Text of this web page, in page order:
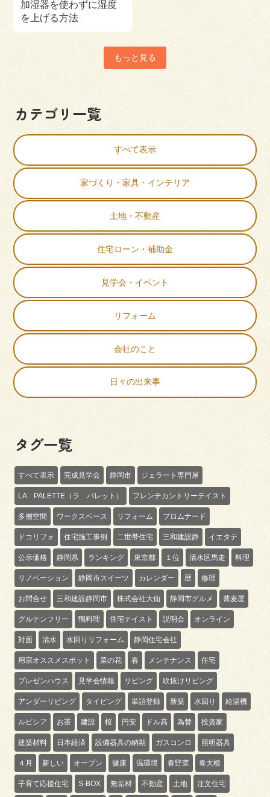
加湿器を使わずに湿度
を上げる方法
もっと見る
カテゴリ一覧
すべて表示
家づくり・家具・インテリア
土地・不動産
住宅ローン・補助金
見学会・イベント
リフォーム
会社のこと
日々の出来事
タグ一覧
すべて表示 完成見学会 静岡市 ジェラート専門屋
LA PALETTE（ラ パレット） フレンチカントリーテイスト
多層空間 ワークスペース リフォーム プロムナード
ドコリフォ 住宅施工事例 二世帯住宅 三和建設静 イエタテ
公示価格 静岡県 ランキング 東京都 １位 清水区馬走 料理
リノベーション 静岡市スイーツ カレンダー 暦 修理
お問合せ 三和建設静岡市 株式会社大仙 静岡市グルメ 蕎麦屋
グルテンフリー 鴨料理 住宅テイスト 説明会 オンライン
対面 清水 水回りリフォーム 静岡住宅会社
用宗オススメスポット 菜の花 春 メンテナンス 住宅
プレゼンハウス 見学会情報 リビング 吹抜けリビング
アンダーリビング タイピング 単語登録 新築 水回り 給湯機
ルピシア お茶 建設 桜 円安 ドル高 為替 投資家
建築材料 日本経済 設備器具の納期 ガスコンロ 照明器具
４月 新しい オープン 健康 温環境 春野菜 春大根
子育て応援住宅 S-BOX 無垢材 不動産 土地 注文住宅